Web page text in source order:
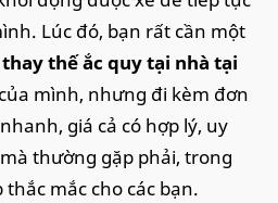
Lúc đó, bạn rất cần một
thế ắc quy tại nhà tại
mình, nhưng đi kèm đơn
giá cả có hợp lý, uy
thường gặp phải, trong
mắc cho các bạn.